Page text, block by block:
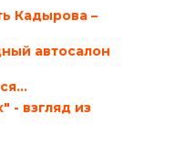
Кадырова –
автосалон
- взгляд из